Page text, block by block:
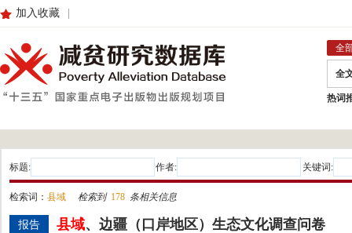
加入收藏
全
全
热词
标题: 作者: 关键词:
检索词： 县域 检索到 178 条相关信息
报告 县域、边疆（口岸地区）生态文化调查问卷